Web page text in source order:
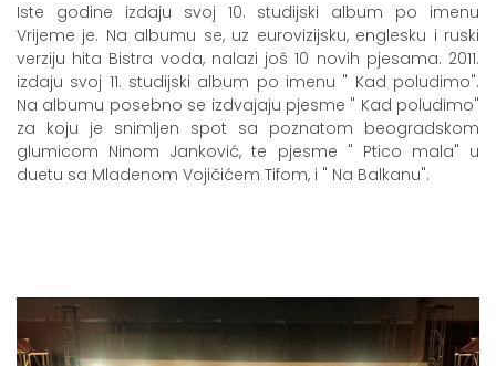
Iste godine izdaju svoj 10. studijski album po imenu
Vrijeme je. Na albumu se, uz eurovizijsku, englesku i ruski
verziju hita Bistra voda, nalazi još 10 novih pjesama. 2011.
izdaju svoj 11. studijski album po imenu " Kad poludimo".
Na albumu posebno se izdvajaju pjesme " Kad poludimo"
za koju je snimljen spot sa poznatom beogradskom
glumicom Ninom Janković, te pjesme " Ptico mala" u
duetu sa Mladenom Vojičićem Tifom, i " Na Balkanu".